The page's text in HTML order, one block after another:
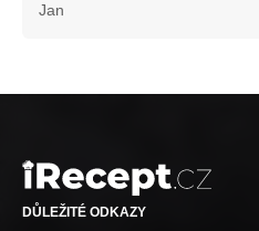
Jan
DŮLEŽITÉ ODKAZY